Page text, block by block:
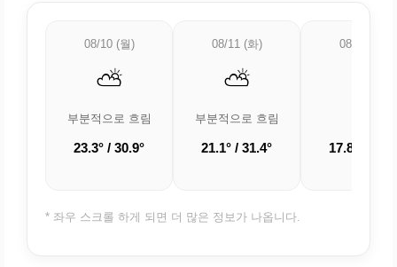
08/10 (월)
⛅
부분적으로 흐림
23.3° / 30.9°
08/11 (화)
⛅
부분적으로 흐림
21.1° / 31.4°
08/12 (수)
17.8° /
* 좌우 스크롤 하게 되면 더 많은 정보가 나옵니다.